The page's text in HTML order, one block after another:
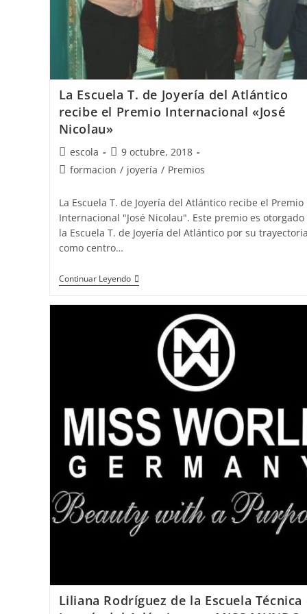
La Escuela T. de Joyería del Atlántico
recibe el Premio Internacional «José
Nicolau»
Autor
de
escola
Publicación
de
9 octubre, 2018
Categoría
la
entrada:
formacion / joyería / Premios
La Escuela T. de Joyería del Atlántico recibe el Premio
Internacional "José Nicolau". Este premio es otorgado
la Escuela T. de Joyería del Atlántico por su trayectoria
como centro…
Continuar Leyendo
La
Joyería
Atlántico
el
Premio
Internacional
«José
Liliana Rodríguez de la Escuela Técnica